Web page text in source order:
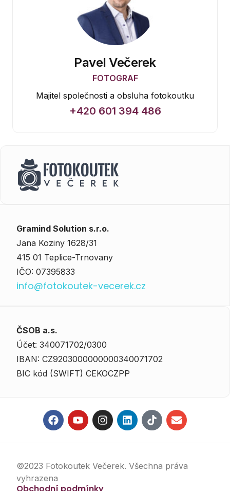
Pavel Večerek
FOTOGRAF
Majitel společnosti a obsluha fotokoutku
+420 601 394 486
Gramind Solution s.r.o.
Jana Koziny 1628/31
415 01 Teplice-Trnovany
IČO: 07395833
info@fotokoutek-vecerek.cz
ČSOB a.s.
Účet: 340071702/0300
IBAN: CZ9203000000000340071702
BIC kód (SWIFT) CEKOCZPP
©2023 Fotokoutek Večerek. Všechna práva
vyhrazena